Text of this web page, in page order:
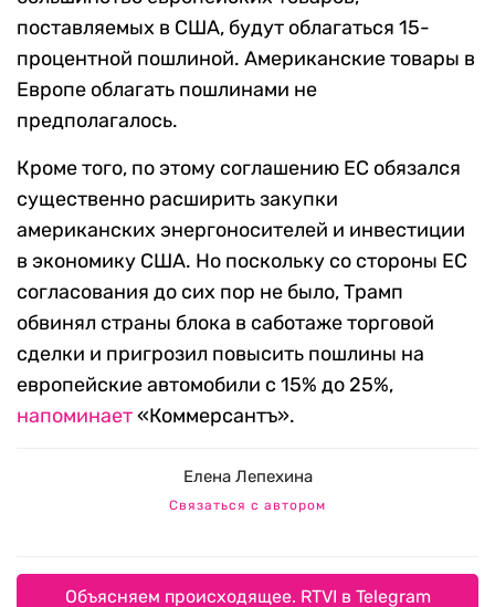
поставляемых в США, будут облагаться 15-
процентной пошлиной. Американские товары в
Европе облагать пошлинами не
предполагалось.
Кроме того, по этому соглашению ЕС обязался
существенно расширить закупки
американских энергоносителей и инвестиции
в экономику США. Но поскольку со стороны ЕС
согласования до сих пор не было, Трамп
обвинял страны блока в саботаже торговой
сделки и пригрозил повысить пошлины на
европейские автомобили с 15% до 25%,
напоминает«Коммерсантъ».
Елена Лепехина
Связаться с автором
Объясняем происходящее. RTVI в Telegram